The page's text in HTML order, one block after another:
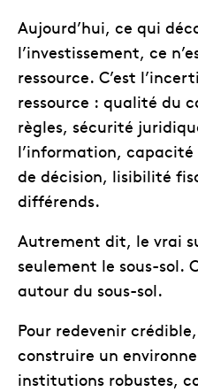
Aujourd’hui, ce qui
l’investissement, ce
ressource. C’est
ressource : qualité du
règles, sécurité
l’information,
de décision, lisibilité
différends.
Autrement dit, le vrai
seulement le sous-sol.
autour du sous-sol.
Pour redevenir
construire un
institutions robustes,